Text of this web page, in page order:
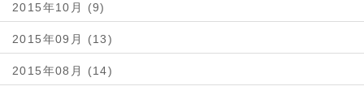
2015年10月 (9)
2015年09月 (13)
2015年08月 (14)